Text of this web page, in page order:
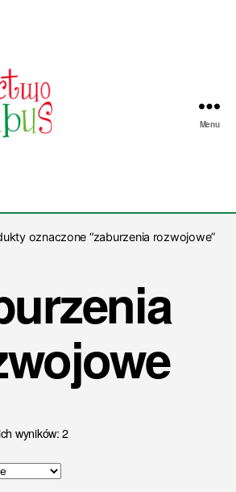
Menu
oznaczone “zaburzenia rozwojowe”
wyników: 2